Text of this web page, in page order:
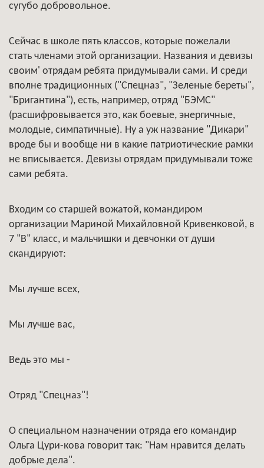
сугубо добровольное.
Сейчас в школе пять классов, которые пожелали
стать членами этой организации. Названия и девизы
своим' отрядам ребята придумывали сами. И среди
вполне традиционных ("Спецназ", "Зеленые береты",
"Бригантина"), есть, например, отряд "БЭМС"
(расшифровывается это, как боевые, энергичные,
молодые, симпатичные). Ну а уж название "Дикари"
вроде бы и вообще ни в какие патриотические рамки
не вписывается. Девизы отрядам придумывали тоже
сами ребята.
Входим со старшей вожатой, командиром
организации Мариной Михайловной Кривенковой, в
7 "В" класс, и мальчишки и девчонки от души
скандируют:
Мы лучше всех,
Мы лучше вас,
Ведь это мы -
Отряд "Спецназ"!
О специальном назначении отряда его командир
Ольга Цури-кова говорит так: "Нам нравится делать
добрые дела".